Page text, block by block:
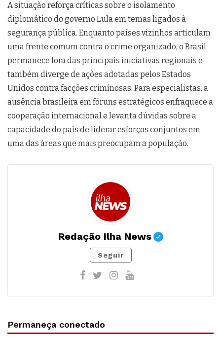
A situação reforça críticas sobre o isolamento
diplomático do governo Lula em temas ligados à
segurança pública. Enquanto países vizinhos articulam
uma frente comum contra o crime organizado, o Brasil
permanece fora das principais iniciativas regionais e
também diverge de ações adotadas pelos Estados
Unidos contra facções criminosas. Para especialistas, a
ausência brasileira em fóruns estratégicos enfraquece a
cooperação internacional e levanta dúvidas sobre a
capacidade do país de liderar esforços conjuntos em
uma das áreas que mais preocupam a população.
Redação Ilha News
Seguir
Permaneça conectado